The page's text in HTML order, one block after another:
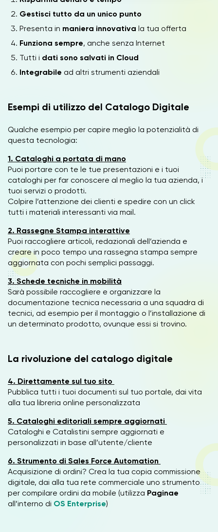
Gestisci tutto da un unico punto
Presenta in maniera innovativa la tua offerta
Funziona sempre, anche senza Internet
Tutti i dati sono salvati in Cloud
Integrabile ad altri strumenti aziendali
Esempi di utilizzo del Catalogo Digitale
Qualche esempio per capire meglio la potenzialità di
questa tecnologia:
1. Cataloghi a portata di mano
Puoi portare con te le tue presentazioni e i tuoi
cataloghi per far conoscere al meglio la tua azienda, i
tuoi servizi o prodotti.
Colpire l’attenzione dei clienti e spedire con un click
tutti i materiali interessanti via mail.
2. Rassegne Stampa interattive
Puoi raccogliere articoli, redazionali dell’azienda e
creare in poco tempo una rassegna stampa sempre
aggiornata con pochi semplici passaggi.
3. Schede tecniche in mobilità
Sarà possibile raccogliere e organizzare la
documentazione tecnica necessaria a una squadra di
tecnici, ad esempio per il montaggio o l’installazione di
un determinato prodotto, ovunque essi si trovino.
La rivoluzione del catalogo digitale
4. Direttamente sul tuo sito
Pubblica tutti i tuoi documenti sul tuo portale, dai vita
alla tua libreria online personalizzata
5. Cataloghi editoriali sempre aggiornati
Cataloghi e Catalistini sempre aggiornati e
personalizzati in base all’utente/cliente
6. Strumento di Sales Force Automation
Acquisizione di ordini? Crea la tua copia commissione
digitale, dai alla tua rete commerciale uno strumento
per compilare ordini da mobile (utilizza Paginae
all’interno di OS Enterprise)